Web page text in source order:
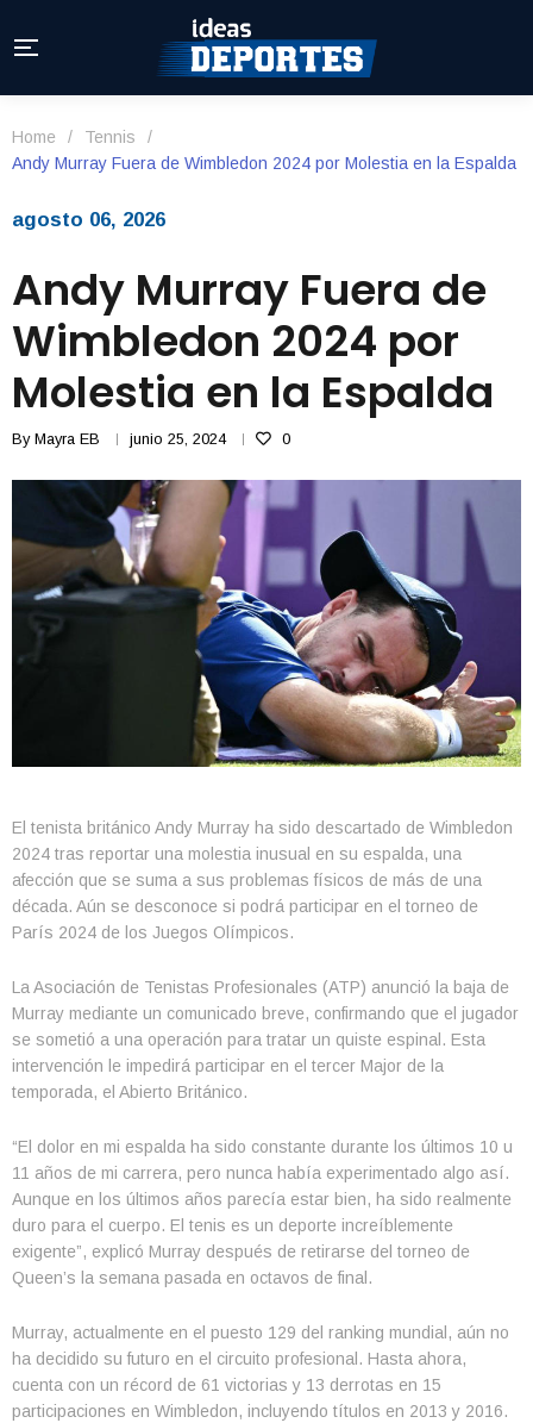
Home / Tennis
/
Andy Murray Fuera de Wimbledon 2024 por Molestia en la Espalda
agosto 06, 2026
Andy Murray Fuera de
Wimbledon 2024 por
Molestia en la Espalda
By Mayra EB junio 25, 2024 0
El tenista británico Andy Murray ha sido descartado de Wimbledon
2024 tras reportar una molestia inusual en su espalda, una
afección que se suma a sus problemas físicos de más de una
década. Aún se desconoce si podrá participar en el torneo de
París 2024 de los Juegos Olímpicos.
La Asociación de Tenistas Profesionales (ATP) anunció la baja de
Murray mediante un comunicado breve, confirmando que el jugador
se sometió a una operación para tratar un quiste espinal. Esta
intervención le impedirá participar en el tercer Major de la
temporada, el Abierto Británico.
“El dolor en mi espalda ha sido constante durante los últimos 10 u
11 años de mi carrera, pero nunca había experimentado algo así.
Aunque en los últimos años parecía estar bien, ha sido realmente
duro para el cuerpo. El tenis es un deporte increíblemente
exigente”, explicó Murray después de retirarse del torneo de
Queen’s la semana pasada en octavos de final.
Murray, actualmente en el puesto 129 del ranking mundial, aún no
ha decidido su futuro en el circuito profesional. Hasta ahora,
cuenta con un récord de 61 victorias y 13 derrotas en 15
participaciones en Wimbledon, incluyendo títulos en 2013 y 2016.